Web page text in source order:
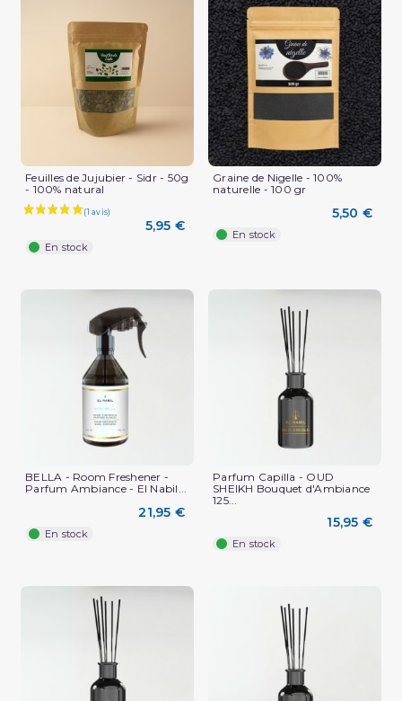
Feuilles de Jujubier - Sidr - 50g
- 100% natural
5,95 €
En stock
Graine de Nigelle - 100%
naturelle - 100 gr
5,50 €
En stock
BELLA - Room Freshener -
Parfum Ambiance - El Nabil...
21,95 €
En stock
Parfum Capilla - OUD
SHEIKH Bouquet d'Ambiance
125...
15,95 €
En stock